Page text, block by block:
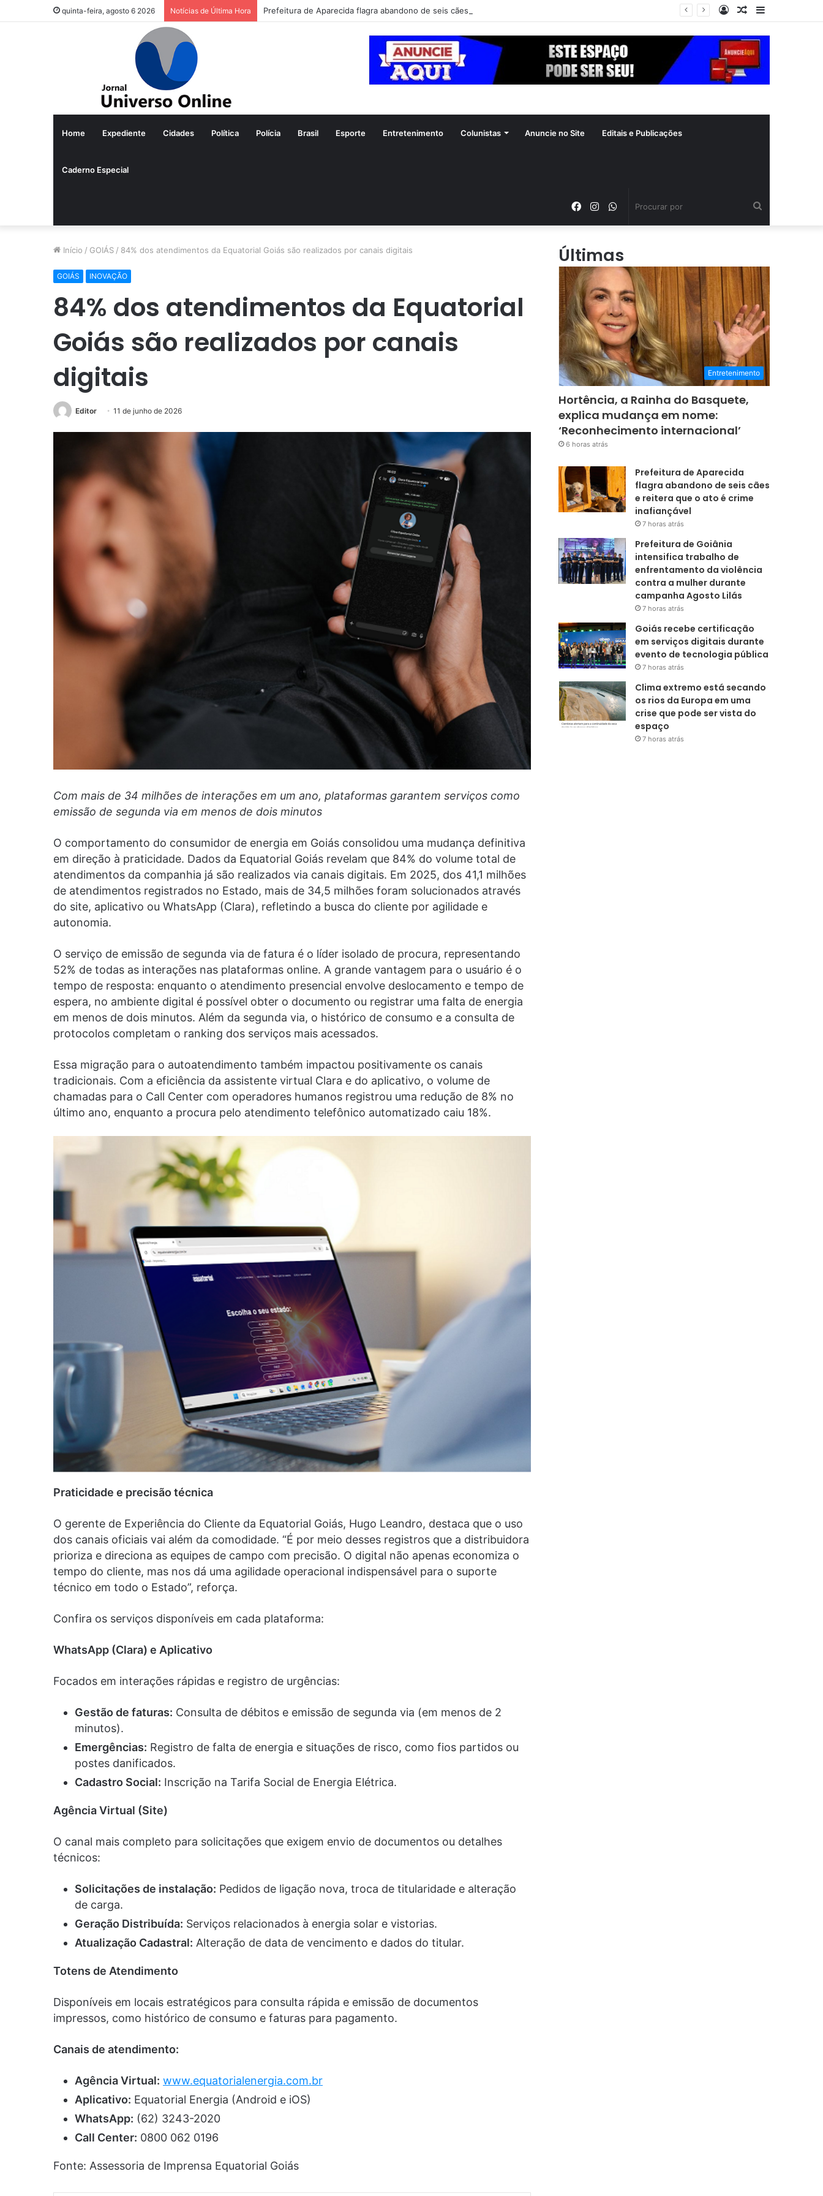
quinta-feira, agosto 6 2026 Notícias de Última Hora Prefeitura de Aparecida flagra abandono de seis cães e reitera que o ato é crime inafiançável
Barra
Artigo
Entrar
Home Expediente Cidades Política Polícia Brasil Esporte Entretenimento Colunistas Anuncie no Site Editais e Publicações
Caderno Especial
WhatsApp
Instagram
Facebook
Início / GOIÁS / 84% dos atendimentos da Equatorial Goiás são realizados por canais digitais
GOIÁS INOVAÇÃO
84% dos atendimentos da Equatorial
Goiás são realizados por canais
digitais
Editor 11 de junho de 2026
Com mais de 34 milhões de interações em um ano, plataformas garantem serviços como
emissão de segunda via em menos de dois minutos
O comportamento do consumidor de energia em Goiás consolidou uma mudança definitiva
em direção à praticidade. Dados da Equatorial Goiás revelam que 84% do volume total de
atendimentos da companhia já são realizados via canais digitais. Em 2025, dos 41,1 milhões
de atendimentos registrados no Estado, mais de 34,5 milhões foram solucionados através
do site, aplicativo ou WhatsApp (Clara), refletindo a busca do cliente por agilidade e
autonomia.
O serviço de emissão de segunda via de fatura é o líder isolado de procura, representando
52% de todas as interações nas plataformas online. A grande vantagem para o usuário é o
tempo de resposta: enquanto o atendimento presencial envolve deslocamento e tempo de
espera, no ambiente digital é possível obter o documento ou registrar uma falta de energia
em menos de dois minutos. Além da segunda via, o histórico de consumo e a consulta de
protocolos completam o ranking dos serviços mais acessados.
Essa migração para o autoatendimento também impactou positivamente os canais
tradicionais. Com a eficiência da assistente virtual Clara e do aplicativo, o volume de
chamadas para o Call Center com operadores humanos registrou uma redução de 8% no
último ano, enquanto a procura pelo atendimento telefônico automatizado caiu 18%.
Praticidade e precisão técnica
O gerente de Experiência do Cliente da Equatorial Goiás, Hugo Leandro, destaca que o uso
dos canais oficiais vai além da comodidade. “É por meio desses registros que a distribuidora
prioriza e direciona as equipes de campo com precisão. O digital não apenas economiza o
tempo do cliente, mas nos dá uma agilidade operacional indispensável para o suporte
técnico em todo o Estado”, reforça.
Confira os serviços disponíveis em cada plataforma:
WhatsApp (Clara) e Aplicativo
Focados em interações rápidas e registro de urgências:
Gestão de faturas: Consulta de débitos e emissão de segunda via (em menos de 2
minutos).
Emergências: Registro de falta de energia e situações de risco, como fios partidos ou
postes danificados.
Cadastro Social: Inscrição na Tarifa Social de Energia Elétrica.
Agência Virtual (Site)
O canal mais completo para solicitações que exigem envio de documentos ou detalhes
técnicos:
Solicitações de instalação: Pedidos de ligação nova, troca de titularidade e alteração
de carga.
Geração Distribuída: Serviços relacionados à energia solar e vistorias.
Atualização Cadastral: Alteração de data de vencimento e dados do titular.
Totens de Atendimento
Disponíveis em locais estratégicos para consulta rápida e emissão de documentos
impressos, como histórico de consumo e faturas para pagamento.
Canais de atendimento:
Agência Virtual: www.equatorialenergia.com.br
Aplicativo: Equatorial Energia (Android e iOS)
WhatsApp: (62) 3243-2020
Call Center: 0800 062 0196
Fonte: Assessoria de Imprensa Equatorial Goiás
Últimas
Entretenimento
Hortência, a Rainha do Basquete,
explica mudança em nome:
‘Reconhecimento internacional’
6 horas atrás
Prefeitura de Aparecida
flagra abandono de seis cães
e reitera que o ato é crime
inafiançável
7 horas atrás
Prefeitura de Goiânia
intensifica trabalho de
enfrentamento da violência
contra a mulher durante
campanha Agosto Lilás
7 horas atrás
Goiás recebe certificação
em serviços digitais durante
evento de tecnologia pública
7 horas atrás
Clima extremo está secando
os rios da Europa em uma
crise que pode ser vista do
espaço
7 horas atrás